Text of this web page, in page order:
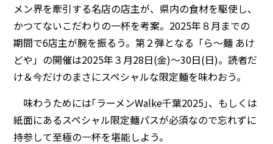
メン界を牽引する名店の店主が、県内の食材を駆使し、
かつてないこだわりの一杯を考案。2025年８月までの
期間で6店主が腕を振るう。第２弾となる「ら～麺 あけ
どや」の開催は2025年３月28日(金)～30日(日)。読者だ
け＆今だけのまさにスペシャルな限定麺を味わおう。
味わうためには｢ラーメンWalke千葉2025｣、もしくは
紙面にあるスペシャル限定麺パスが必須なので忘れずに
持参して至極の一杯を堪能しよう。